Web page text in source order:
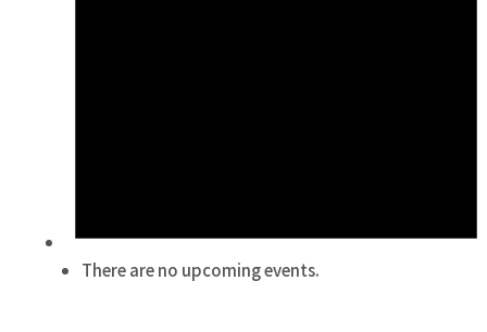
There are no upcoming events.